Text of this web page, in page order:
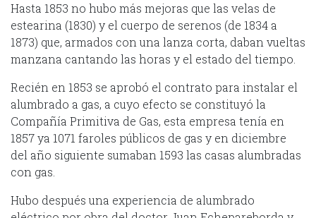
Hasta 1853 no hubo más mejoras que las velas de
estearina (1830) y el cuerpo de serenos (de 1834 a
1873) que, armados con una lanza corta, daban vueltas
manzana cantando las horas y el estado del tiempo.
Recién en 1853 se aprobó el contrato para instalar el
alumbrado a gas, a cuyo efecto se constituyó la
Compañía Primitiva de Gas, esta empresa tenía en
1857 ya 1071 faroles públicos de gas y en diciembre
del año siguiente sumaban 1593 las casas alumbradas
con gas.
Hubo después una experiencia de alumbrado